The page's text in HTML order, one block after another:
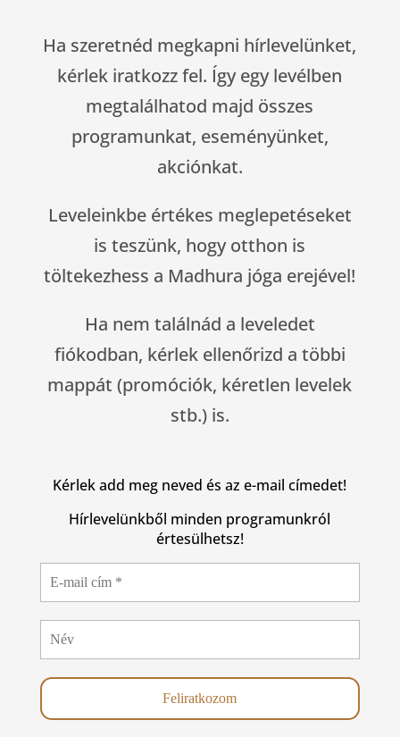
Ha szeretnéd megkapni hírlevelünket,
kérlek iratkozz fel. Így egy levélben
megtalálhatod majd összes
programunkat, eseményünket,
akciónkat.
Leveleinkbe értékes meglepetéseket
is teszünk, hogy otthon is
töltekezhess a Madhura jóga erejével!
Ha nem találnád a leveledet
fiókodban, kérlek ellenőrizd a többi
mappát (promóciók, kéretlen levelek
stb.) is.
Kérlek add meg neved és az e-mail címedet!
Hírlevelünkből minden programunkról
értesülhetsz!